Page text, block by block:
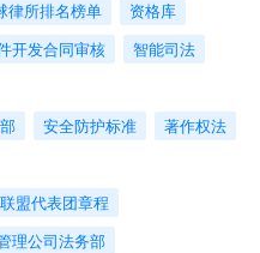
律所排名榜单
资格库
开发合同审核
智能司法
安全防护标准
著作权法
盟代表团章程
理公司法务部